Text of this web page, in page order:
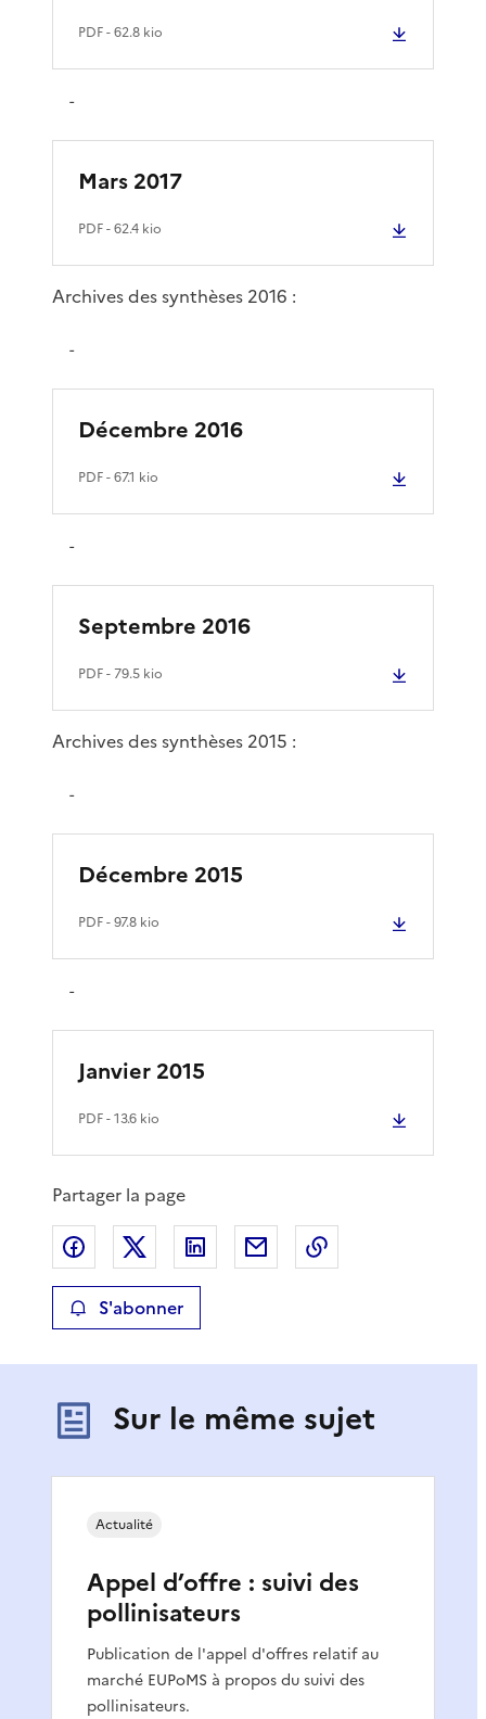
PDF- 62.8 kio
-
Mars 2017
PDF- 62.4 kio
Archives des synthèses 2016 :
-
Décembre 2016
PDF- 67.1 kio
-
Septembre 2016
PDF- 79.5 kio
Archives des synthèses 2015 :
-
Décembre 2015
PDF- 97.8 kio
-
Janvier 2015
PDF- 13.6 kio
Partager la page
Partager sur Facebook
Partager sur XPartager sur LinkedIn
Partager par email
S'abonner
Sur le même sujet
Appel d’offre : suivi des
pollinisateurs
Publication de l'appel d'offres relatif au
marché EUPoMS à propos du suivi des
pollinisateurs.
Actualité